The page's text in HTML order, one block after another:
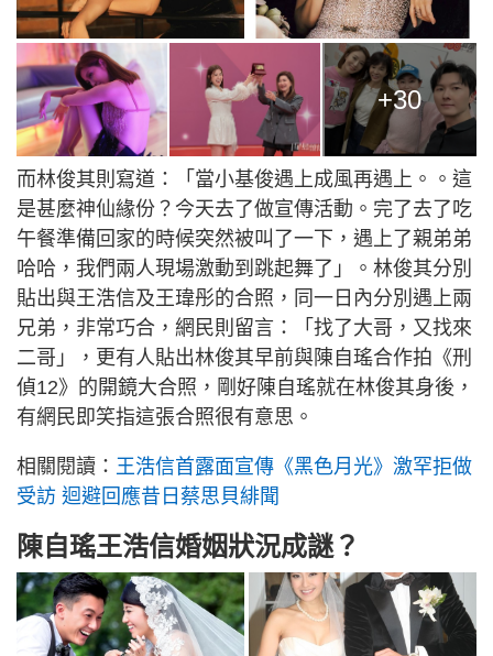
+30
而林俊其則寫道：「當小基俊遇上成風再遇上。。這
是甚麼神仙緣份？今天去了做宣傳活動。完了去了吃
午餐準備回家的時候突然被叫了一下，遇上了親弟弟
哈哈，我們兩人現場激動到跳起舞了」。林俊其分別
貼出與王浩信及王瑋彤的合照，同一日內分別遇上兩
兄弟，非常巧合，網民則留言：「找了大哥，又找來
二哥」，更有人貼出林俊其早前與陳自瑤合作拍《刑
偵12》的開鏡大合照，剛好陳自瑤就在林俊其身後，
有網民即笑指這張合照很有意思。
相關閱讀： 王浩信首露面宣傳《黑色月光》激罕拒做
受訪 迴避回應昔日蔡思貝緋聞
陳自瑤王浩信婚姻狀況成謎？